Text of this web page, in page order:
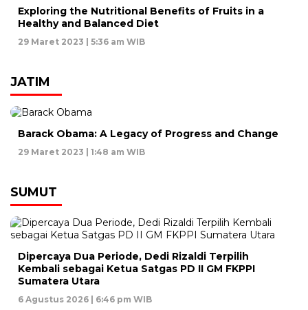
Exploring the Nutritional Benefits of Fruits in a
Healthy and Balanced Diet
29 Maret 2023 | 5:36 am WIB
JATIM
Barack Obama: A Legacy of Progress and Change
29 Maret 2023 | 1:48 am WIB
SUMUT
Dipercaya Dua Periode, Dedi Rizaldi Terpilih
Kembali sebagai Ketua Satgas PD II GM FKPPI
Sumatera Utara
6 Agustus 2026 | 6:46 pm WIB